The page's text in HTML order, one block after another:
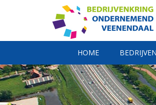
HOME BEDRIJVEN